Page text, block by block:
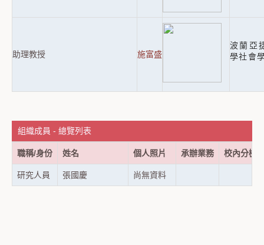
助理教授 施富盛
波蘭亞
學社會
組織成員 - 總覽列表
職稱/身份 姓名 個人照片 承辦業務 校內分機
研究人員 張國慶 尚無資料